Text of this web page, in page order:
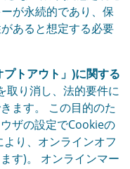
が永続的であり、保
あると想定する必要
トアウト」)に関する
取り消し、法的要件に
ます。 この目的のた
ザの設定でCookieの
り、オンラインオフ
す)。 オンラインマー